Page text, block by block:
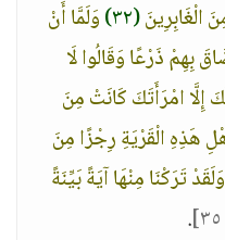
الْغَابِرِينَ(٣٢)
وَلَمَّا أَنْ
ذَرْعًا وَقَالُوا لَا
إِلَّا امْرَأَتَكَ كَانَتْ مِنَ
هَذِهِ الْقَرْيَةِ رِجْزًا مِنَ
وَلَقَدْ تَرَكْنَا مِنْهَا آيَةً بَيِّنَةً
.